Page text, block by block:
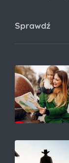
Sprawdź